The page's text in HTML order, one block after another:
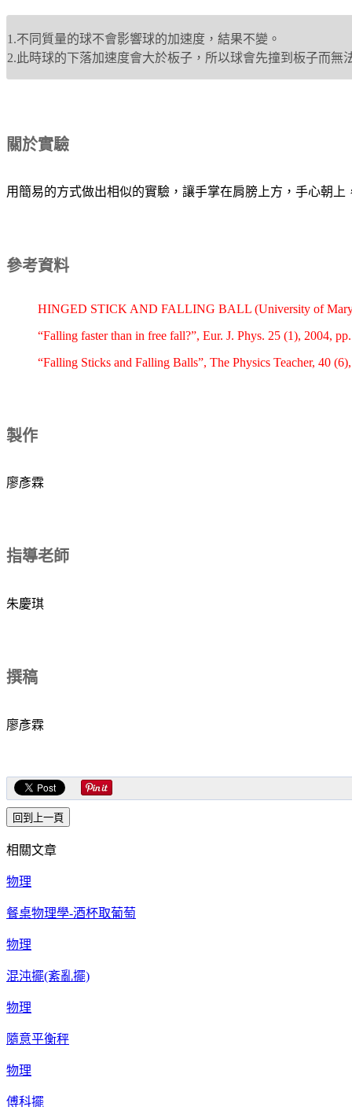
1.不同質量的球不會影響球的加速度，結果不變。
2.此時球的下落加速度會大於板子，所以球會先撞到板子而無
關於實驗
用簡易的方式做出相似的實驗，讓手掌在肩膀上方，手心朝
參考資料
HINGED STICK AND FALLING BALL (University of
“Falling faster than in free fall?”, Eur. J. Phys. 25 (1), 2004,
“Falling Sticks and Falling Balls”, The Physics Teacher, 40
製作
廖彥霖
指導老師
朱慶琪
撰稿
廖彥霖
相關文章
物理
餐桌物理學-酒杯取葡萄
物理
混沌擺(紊亂擺)
物理
隨意平衡秤
物理
傅科擺